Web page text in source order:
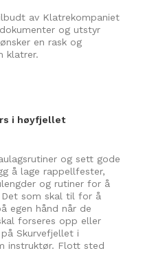
av Klatrekompaniet
og utstyr
en rask og
klatrer.
i høyfjellet
og sett gode
å lage rappellfester,
og rutiner for å
Det som skal til for å
egen hånd når de
forseres opp eller
Skurvefjellet i
instruktør. Flott sted